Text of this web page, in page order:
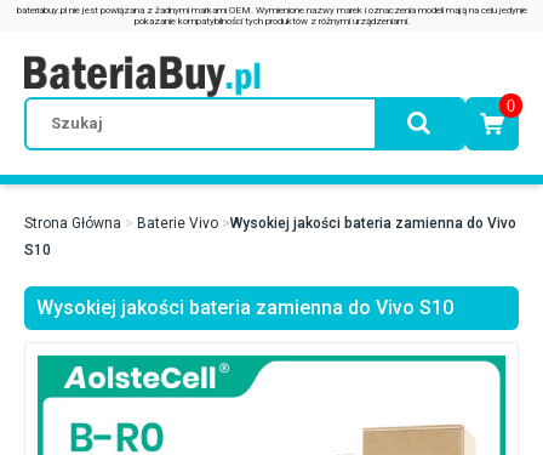
0
Strona Główna Baterie Vivo
Wysokiej jakości bateria zamienna do Vivo
S10
Wysokiej jakości bateria zamienna do Vivo S10